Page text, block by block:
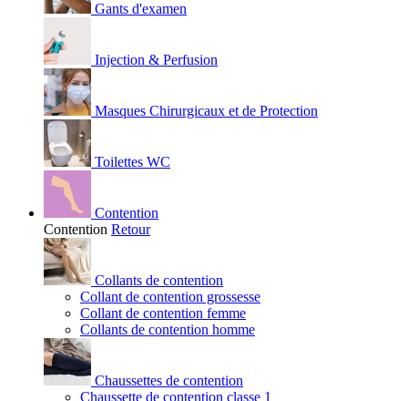
Gants d'examen
Injection & Perfusion
Masques Chirurgicaux et de Protection
Toilettes WC
Contention
Contention Retour
Collants de contention
Collant de contention grossesse
Collant de contention femme
Collants de contention homme
Chaussettes de contention
Chaussette de contention classe 1